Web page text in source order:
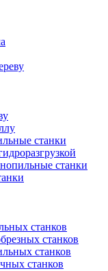
станки
станки
станков
станков
станков
станков